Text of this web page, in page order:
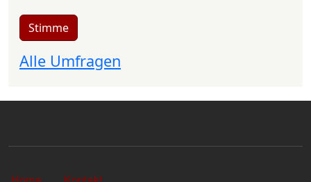
Stimme
Alle Umfragen
Sekundärlinks